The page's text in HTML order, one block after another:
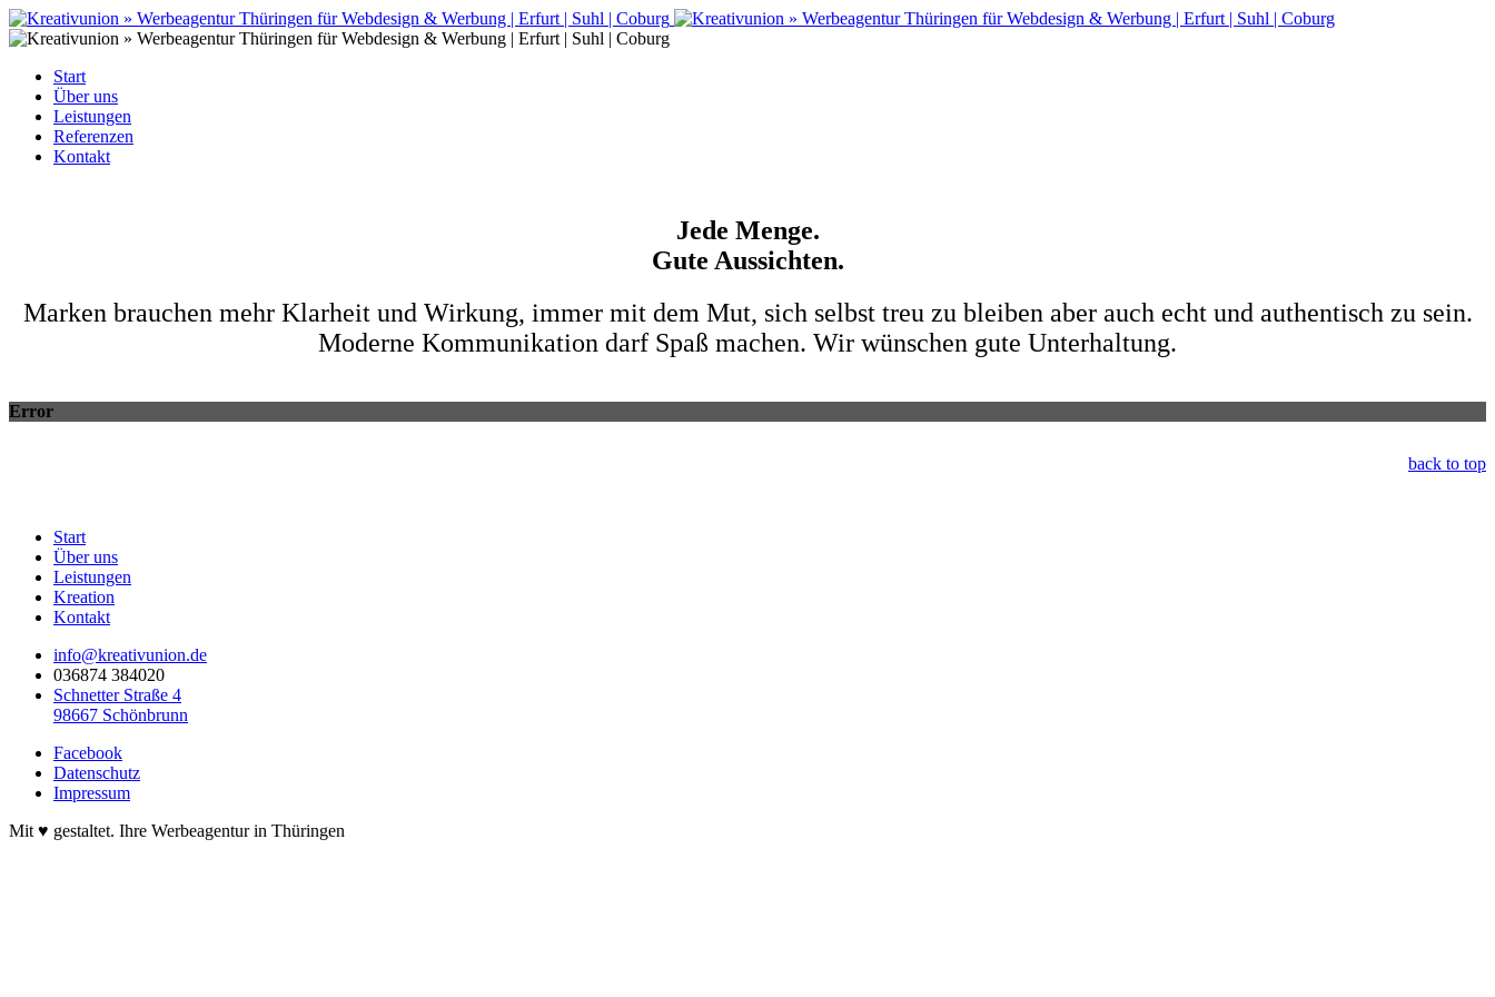
Start
Über uns
Leistungen
Referenzen
Kontakt
Jede Menge.
Gute Aussichten.
Marken brauchen mehr Klarheit und Wirkung, immer mit dem Mut, sich selbst treu zu bleiben aber auch echt und authentisch zu sein.
Moderne Kommunikation darf Spaß machen. Wir wünschen gute Unterhaltung.
Error
back to top
Start
Über uns
Leistungen
Kreation
Kontakt
info@kreativunion.de
036874 384020
Schnetter Straße 4
98667 Schönbrunn
Facebook
Datenschutz
Impressum
Mit ♥ gestaltet. Ihre Werbeagentur in Thüringen